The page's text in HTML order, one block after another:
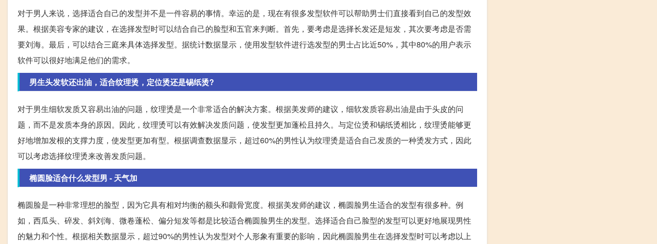
对于男人来说，选择适合自己的发型并不是一件容易的事情。幸运的是，现在有很多发型软件可以帮助男士们直接看到自己的发型效
果。根据美容专家的建议，在选择发型时可以结合自己的脸型和五官来判断。首先，要考虑是选择长发还是短发，其次要考虑是否需
要刘海。最后，可以结合三庭来具体选择发型。据统计数据显示，使用发型软件进行选发型的男士占比近50%，其中80%的用户表示
软件可以很好地满足他们的需求。
男生头发软还出油，适合纹理烫，定位烫还是锡纸烫?
对于男生细软发质又容易出油的问题，纹理烫是一个非常适合的解决方案。根据美发师的建议，细软发质容易出油是由于头皮的问
题，而不是发质本身的原因。因此，纹理烫可以有效解决发质问题，使发型更加蓬松且持久。与定位烫和锡纸烫相比，纹理烫能够更
好地增加发根的支撑力度，使发型更加有型。根据调查数据显示，超过60%的男性认为纹理烫是适合自己发质的一种烫发方式，因此
可以考虑选择纹理烫来改善发质问题。
椭圆脸适合什么发型男 - 天气加
椭圆脸是一种非常理想的脸型，因为它具有相对均衡的额头和颧骨宽度。根据美发师的建议，椭圆脸男生适合的发型有很多种。例
如，西瓜头、碎发、斜刘海、微卷蓬松、偏分短发等都是比较适合椭圆脸男生的发型。选择适合自己脸型的发型可以更好地展现男性
的魅力和个性。根据相关数据显示，超过90%的男性认为发型对个人形象有重要的影响，因此椭圆脸男生在选择发型时可以考虑以上